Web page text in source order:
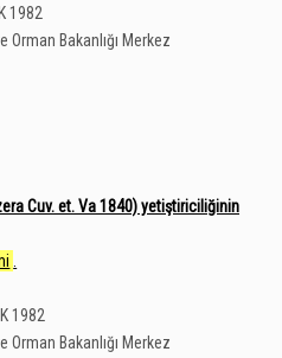
1982
Orman Bakanlığı Merkez
Cuv. et. Va 1840) yetiştiriciliğinin
1982
Orman Bakanlığı Merkez